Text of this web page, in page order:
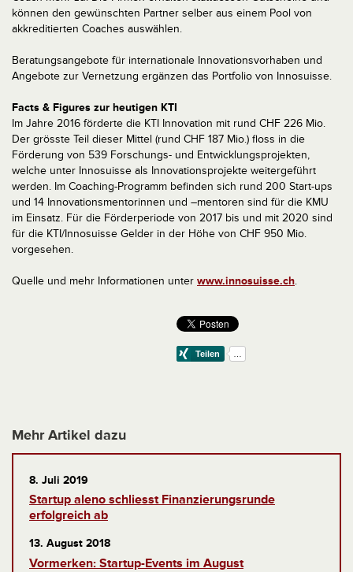
können den gewünschten Partner selber aus einem Pool von
akkreditierten Coaches auswählen.
Beratungsangebote für internationale Innovationsvorhaben und
Angebote zur Vernetzung ergänzen das Portfolio von Innosuisse.
Facts & Figures zur heutigen KTI
Im Jahre 2016 förderte die KTI Innovation mit rund CHF 226 Mio.
Der grösste Teil dieser Mittel (rund CHF 187 Mio.) floss in die
Förderung von 539 Forschungs- und Entwicklungsprojekten,
welche unter Innosuisse als Innovationsprojekte weitergeführt
werden. Im Coaching-Programm befinden sich rund 200 Start-ups
und 14 Innovationsmentorinnen und –mentoren sind für die KMU
im Einsatz. Für die Förderperiode von 2017 bis und mit 2020 sind
für die KTI/Innosuisse Gelder in der Höhe von CHF 950 Mio.
vorgesehen.
Quelle und mehr Informationen unter www.innosuisse.ch.
Mehr Artikel dazu
8. Juli 2019
Startup aleno schliesst Finanzierungsrunde
erfolgreich ab
13. August 2018
Vormerken: Startup-Events im August